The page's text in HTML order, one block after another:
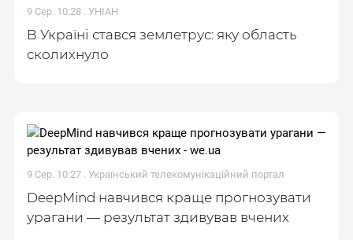
9 Сер. 10:28 . УНІАН
В Україні стався землетрус: яку область
сколихнуло
9 Сер. 10:27 . Український телекомунікаційний портал
DeepMind навчився краще прогнозувати
урагани — результат здивував вчених